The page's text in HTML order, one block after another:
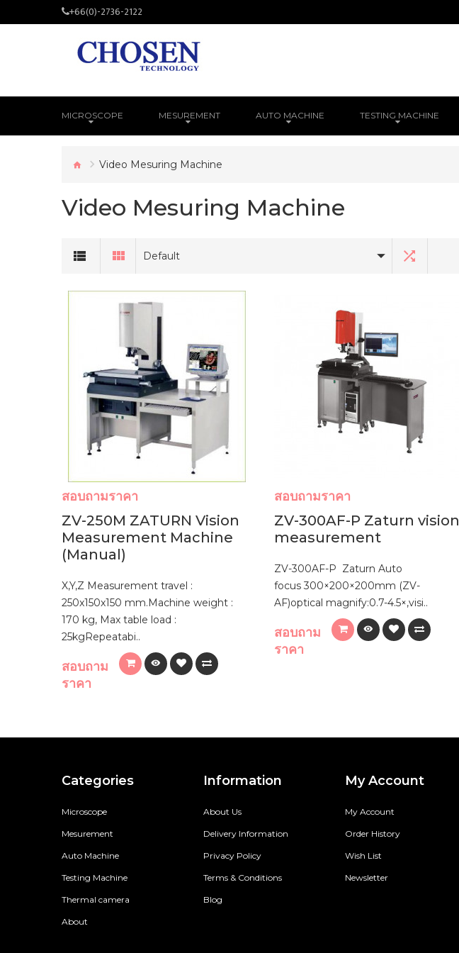
+66(0)-2736-2122
MICROSCOPE MESUREMENT AUTO MACHINE TESTING MACHINE
Video Mesuring Machine
Video Mesuring Machine
Default
สอบถามราคา
ZV-250M ZATURN Vision
Measurement Machine
(Manual)
X,Y,Z Measurement travel :
250x150x150 mm.Machine weight :
170 kg, Max table load :
25kgRepeatabi..
สอบถาม
ราคา
สอบถามราคา
ZV-300AF-P Zaturn vision
measurement
ZV-300AF-P Zaturn Auto
focus 300×200×200mm (ZV-
AF)optical magnify:0.7-4.5×,visi..
สอบถาม
ราคา
Categories
Microscope
Mesurement
Auto Machine
Testing Machine
Thermal camera
About
Information
About Us
Delivery Information
Privacy Policy
Terms & Conditions
Blog
My Account
My Account
Order History
Wish List
Newsletter